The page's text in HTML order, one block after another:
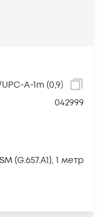
A-1m (0,9)
042999
(G.657.A1), 1 метр